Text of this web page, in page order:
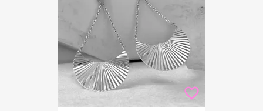
favorite_border